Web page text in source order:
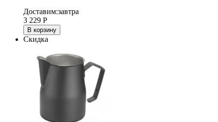
Доставим:завтра
3 229 Р
В корзину
Скидка